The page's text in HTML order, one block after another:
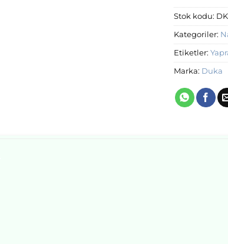
Stok kodu:
Kategoriler:
Etiketler:
Marka: Duka